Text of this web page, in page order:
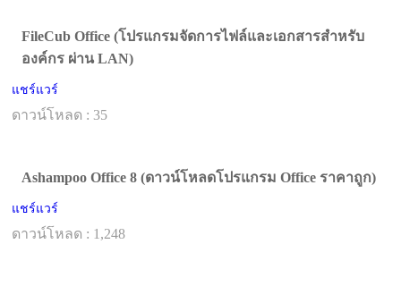
FileCub Office (โปรแกรมจัดการไฟล์และเอกสารสำหรับ
องค์กร ผ่าน LAN)
แชร์แวร์
ดาวน์โหลด : 35
Ashampoo Office 8 (ดาวน์โหลดโปรแกรม Office ราคาถูก)
แชร์แวร์
ดาวน์โหลด : 1,248